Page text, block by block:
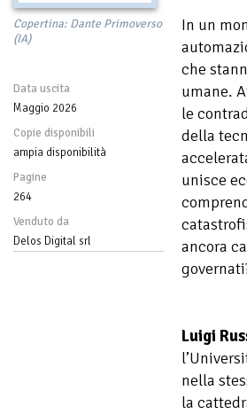
Copertina: Dante Primoverso
(IA)
Data uscita
Maggio 2026
Copie disponibili
ampia disponibilità
Pagine
264
Venduto da
Delos Digital srl
In un
che
umane.
le
della
unisce
ancora
Luigi
nella
la